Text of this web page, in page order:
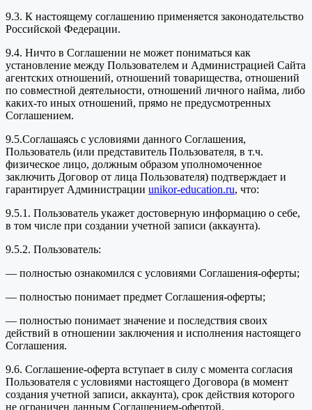
9.3. К настоящему соглашению применяется законодательство
Российской Федерации.
9.4. Ничто в Соглашении не может пониматься как
установление между Пользователем и Администрацией Сайта
агентских отношений, отношений товарищества, отношений
по совместной деятельности, отношений личного найма, либо
каких-то иных отношений, прямо не предусмотренных
Соглашением.
9.5.Соглашаясь с условиями данного Соглашения,
Пользователь (или представитель Пользователя, в т.ч.
физическое лицо, должным образом уполномоченное
заключить Договор от лица Пользователя) подтверждает и
гарантирует Администрации unikor-education.ru, что:
9.5.1. Пользователь укажет достоверную информацию о себе,
в том числе при создании учетной записи (аккаунта).
9.5.2. Пользователь:
— полностью ознакомился с условиями Соглашения-оферты;
— полностью понимает предмет Соглашения-оферты;
— полностью понимает значение и последствия своих
действий в отношении заключения и исполнения настоящего
Соглашения.
9.6. Соглашение-оферта вступает в силу с момента согласия
Пользователя с условиями настоящего Договора (в момент
создания учетной записи, аккаунта), срок действия которого
не ограничен данным Соглашением-офертой.